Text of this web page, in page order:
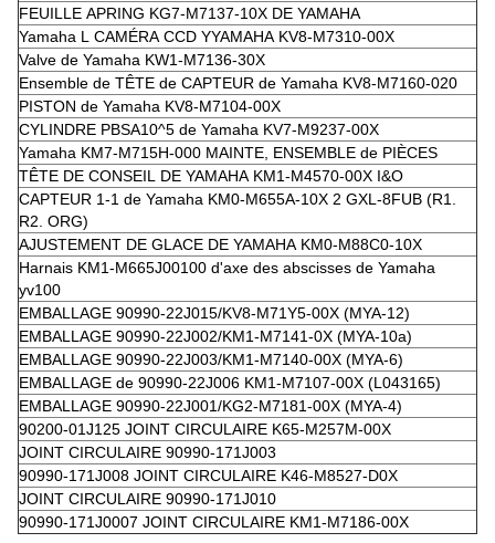
FEUILLE APRING KG7-M7137-10X DE YAMAHA
Yamaha L CAMÉRA CCD YYAMAHA KV8-M7310-00X
Valve de Yamaha KW1-M7136-30X
Ensemble de TÊTE de CAPTEUR de Yamaha KV8-M7160-020
PISTON de Yamaha KV8-M7104-00X
CYLINDRE PBSA10^5 de Yamaha KV7-M9237-00X
Yamaha KM7-M715H-000 MAINTE, ENSEMBLE de PIÈCES
TÊTE DE CONSEIL DE YAMAHA KM1-M4570-00X I&O
CAPTEUR 1-1 de Yamaha KM0-M655A-10X 2 GXL-8FUB (R1.
R2. ORG)
AJUSTEMENT DE GLACE DE YAMAHA KM0-M88C0-10X
Harnais KM1-M665J00100 d'axe des abscisses de Yamaha
yv100
EMBALLAGE 90990-22J015/KV8-M71Y5-00X (MYA-12)
EMBALLAGE 90990-22J002/KM1-M7141-0X (MYA-10a)
EMBALLAGE 90990-22J003/KM1-M7140-00X (MYA-6)
EMBALLAGE de 90990-22J006 KM1-M7107-00X (L043165)
EMBALLAGE 90990-22J001/KG2-M7181-00X (MYA-4)
90200-01J125 JOINT CIRCULAIRE K65-M257M-00X
JOINT CIRCULAIRE 90990-171J003
90990-171J008 JOINT CIRCULAIRE K46-M8527-D0X
JOINT CIRCULAIRE 90990-171J010
90990-171J0007 JOINT CIRCULAIRE KM1-M7186-00X